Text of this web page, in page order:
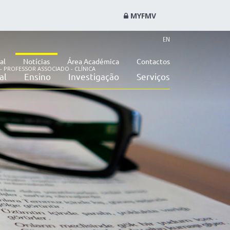
MYFMV
EN
Notícias Área Académica Contactos
Ensino Investigação Serviços
ASSOCIADO - CLÍNICA